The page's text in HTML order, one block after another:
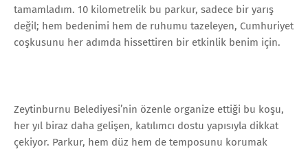
tamamladım. 10 kilometrelik bu parkur, sadece bir yarış
değil; hem bedenimi hem de ruhumu tazeleyen, Cumhuriyet
coşkusunu her adımda hissettiren bir etkinlik benim için.
Zeytinburnu Belediyesi’nin özenle organize ettiği bu koşu,
her yıl biraz daha gelişen, katılımcı dostu yapısıyla dikkat
çekiyor. Parkur, hem düz hem de temposunu korumak